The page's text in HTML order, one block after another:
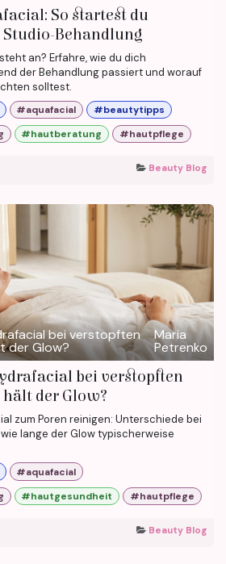
So startest du
Behandlung
an? Erfahre, wie du dich
der Behandlung passiert und worauf
solltest.
#aquafacial
#beautytipps
#hautberatung #hautpflege
Beauty Blog
Maria
Petrenko
bei verstopften
hält der Glow?
zum Poren reinigen: Unterschiede bei
lange der Glow typischerweise
#aquafacial
#hautgesundheit #hautpflege
Beauty Blog